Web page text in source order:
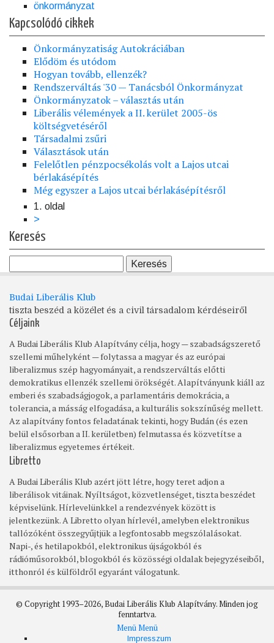
önkormányzat
Kapcsolódó cikkek
Önkormányzatiság Autokráciában
Elődöm és utódom
Hogyan tovább, ellenzék?
Rendszerváltás '30 — Tanácsból Önkormányzat
Önkormányzatok – választás után
Liberális vélemények a II. kerület 2005-ös
költségvetéséről
Társadalmi zsűri
Választások után
Felelőtlen pénzpocsékolás volt a Lajos utcai
bérlakásépítés
Még egyszer a Lajos utcai bérlakásépítésről
Oldalszámozás
1. oldal
Következő
oldal
>
Keresés
Budai Liberális Klub
tiszta beszéd a közélet és a civil társadalom kérdéseiről
Céljaink
A Budai Liberális Klub Alapítvány célja, hogy — szabadságszerető
szellemi műhelyként — folytassa a magyar és az európai
liberalizmus szép hagyományait, a rendszerváltás előtti
demokratikus ellenzék szellemi örökségét. Alapítványunk kiáll az
emberi és szabadságjogok, a parlamentáris demokrácia, a
tolerancia, a másság elfogadása, a kulturális sokszínűség mellett.
Az alapítvány fontos feladatának tekinti, hogy Budán (és ezen
belül elsősorban a II. kerületben) felmutassa és közvetítse a
liberalizmus egyetemes értékeit.
Libretto
A Budai Liberális Klub azért jött létre, hogy teret adjon a
liberálisok vitáinak. Nyíltságot, közvetlenséget, tiszta beszédet
képviselünk. Hírlevelünkkel a rendezvények között is
jelentkezünk. A Libretto olyan hírlevél, amelyben elektronikus
tallózóként összegyűjtjük a legfontosabb megszólalásokat.
Napi-, és hetilapokból, elektronikus újságokból és
rádióműsorokból, blogokból és közösségi oldalak bejegyzéseiből,
itthonról és külföldről egyaránt válogatunk.
© Copyright 1993–2026, Budai Liberális Klub Alapítvány. Minden jog
fenntartva.
Footer
MenüMenü
Impresszum